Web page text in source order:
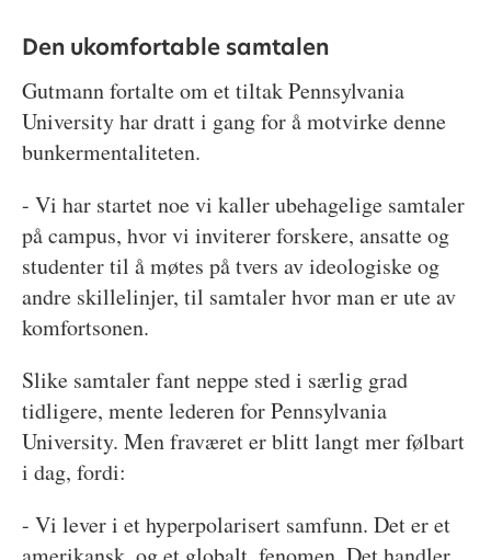
Den ukomfortable samtalen
Gutmann fortalte om et tiltak Pennsylvania
University har dratt i gang for å motvirke denne
bunkermentaliteten.
- Vi har startet noe vi kaller ubehagelige samtaler
på campus, hvor vi inviterer forskere, ansatte og
studenter til å møtes på tvers av ideologiske og
andre skillelinjer, til samtaler hvor man er ute av
komfortsonen.
Slike samtaler fant neppe sted i særlig grad
tidligere, mente lederen for Pennsylvania
University. Men fraværet er blitt langt mer følbart
i dag, fordi:
- Vi lever i et hyperpolarisert samfunn. Det er et